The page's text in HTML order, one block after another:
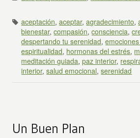
aceptación,aceptar,agradecimiento,
bienestar,compasión,consciencia,
despertando tu serenidad,
espiritualidad, hormonas del estrés,
meditación guiada,paz interior,
interior,salud emocional,serenidad
Un Buen Plan